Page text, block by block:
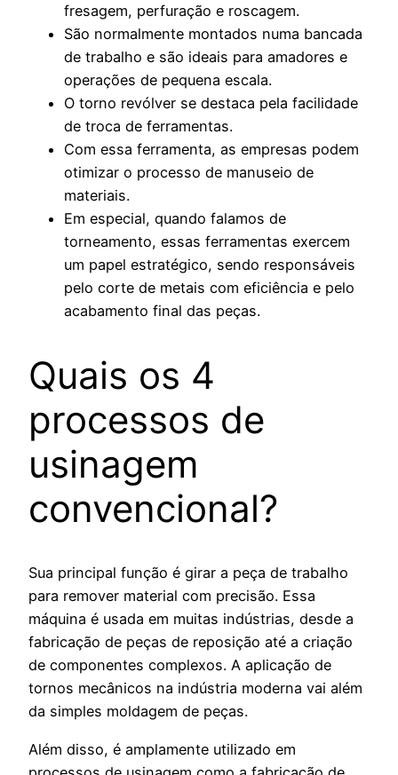
fresagem, perfuração e roscagem.
São normalmente montados numa bancada
de trabalho e são ideais para amadores e
operações de pequena escala.
O torno revólver se destaca pela facilidade
de troca de ferramentas.
Com essa ferramenta, as empresas podem
otimizar o processo de manuseio de
materiais.
Em especial, quando falamos de
torneamento, essas ferramentas exercem
um papel estratégico, sendo responsáveis
pelo corte de metais com eficiência e pelo
acabamento final das peças.
Quais os 4
processos de
usinagem
convencional?
Sua principal função é girar a peça de trabalho
para remover material com precisão. Essa
máquina é usada em muitas indústrias, desde a
fabricação de peças de reposição até a criação
de componentes complexos. A aplicação de
tornos mecânicos na indústria moderna vai além
da simples moldagem de peças.
Além disso, é amplamente utilizado em